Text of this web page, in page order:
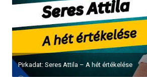
Pirkadat: Seres Attila – A hét értékelése